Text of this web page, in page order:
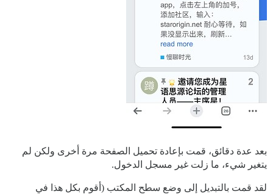
بعد عدة دقائق، قمت بإعادة تحميل الصفحة مرة أخرى ولكن لم
يتغير شيء، ما زلت غير مسجل الدخول.
لقد قمت بالتبديل إلى وضع سطح المكتب (أقوم بكل هذا في